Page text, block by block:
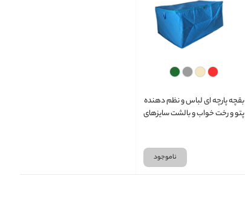
بقچه پارچه ای لباس و نظم دهنده
پتو و رخت خواب و بالشت سایزهای
ناموجود